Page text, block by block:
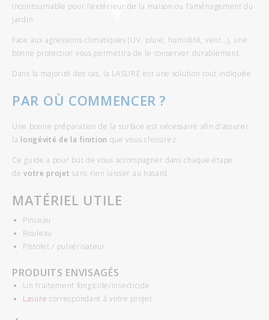
incontournable pour l’extérieur de la maison ou l’aménagement du
jardin.
Face aux agressions climatiques (UV, pluie, humidité, vent…), une
bonne protection vous permettra de le conserver durablement.
Dans la majorité des cas, la LASURE est une solution tout indiquée
PAR OÙ COMMENCER ?
Une bonne préparation de la surface est nécessaire afin d’assurer
la longévité de la finition que vous choisirez.
Ce guide a pour but de vous accompagner dans chaque étape
devotre projet sans rien laisser au hasard.
MATÉRIEL UTILE
Pinceau
Rouleau
Pistolet / pulvérisateur
PRODUITS ENVISAGÉS
Un traitement fongicide/insecticide
Lasure correspondant à votre projet